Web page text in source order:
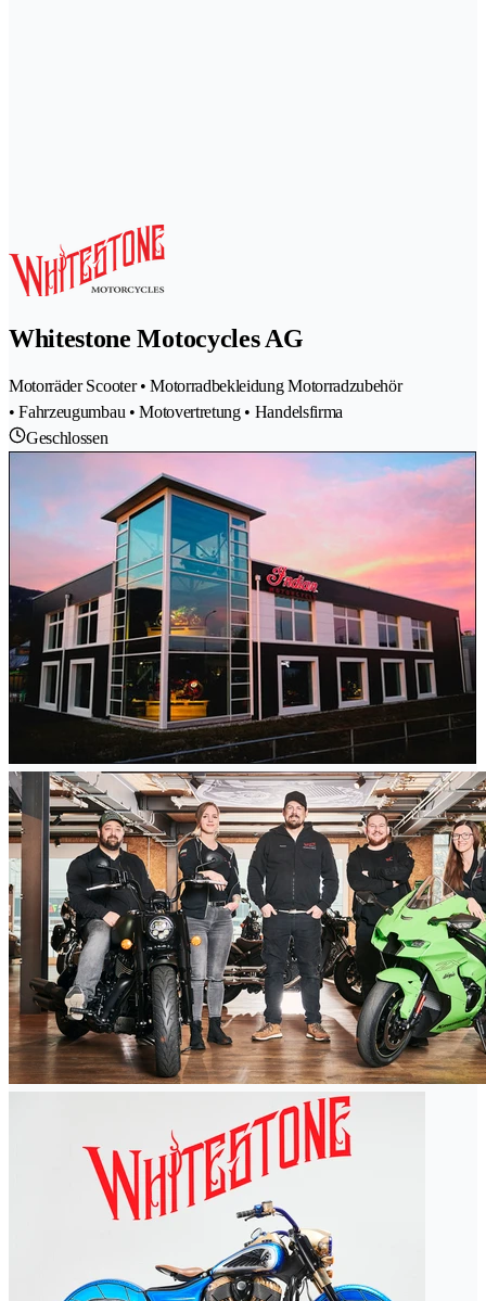
Whitestone Motocycles AG
Motorräder Scooter • Motorradbekleidung Motorradzubehör
• Fahrzeugumbau • Motovertretung • Handelsfirma
Geschlossen